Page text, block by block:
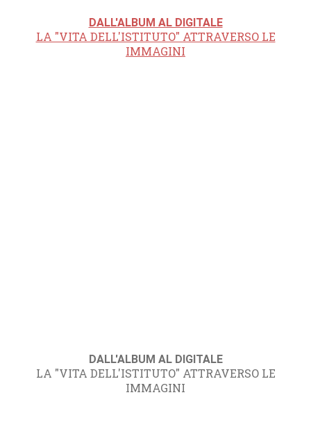
DALL'ALBUM AL DIGITALE
LA "VITA DELL'ISTITUTO" ATTRAVERSO LE
IMMAGINI
DALL'ALBUM AL DIGITALE
LA "VITA DELL'ISTITUTO" ATTRAVERSO LE
IMMAGINI